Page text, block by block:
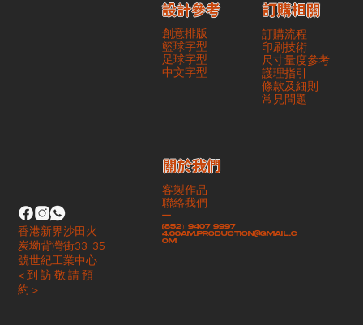
創意排版
籃球字型
足球字型
​中文字型
設計參考
訂購流程
印刷技術
尺寸量度參考
護理指引
條款及細則
​常見問題
訂購相關
客製作品
聯絡我們
-
(852）9407 9997
4.00am.production@gmail.c
om
​關於我們
香港新界沙田火
炭坳背灣街33-35
號世紀工業中心
< 到 訪 敬 請 預
約 >